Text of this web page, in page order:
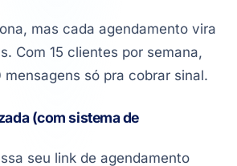
mas cada agendamento vira
Com 15 clientes por semana,
mensagens só pra cobrar sinal.
(com sistema de
seu link de agendamento